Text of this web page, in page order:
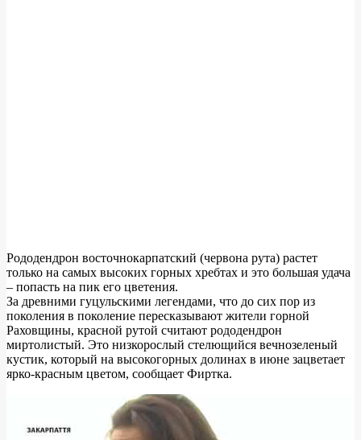
Рододендрон восточнокарпатский (червона рута) растет
только на самых высоких горных хребтах и это большая удача
– попасть на пик его цветения.
За древними гуцульскими легендами, что до сих пор из
поколения в поколение пересказывают жители горной
Раховщины, красной рутой считают рододендрон
миртолистый. Это низкорослый стелющийся вечнозеленый
кустик, который на высокогорных долинах в июне зацветает
ярко-красным цветом, сообщает Фиртка.